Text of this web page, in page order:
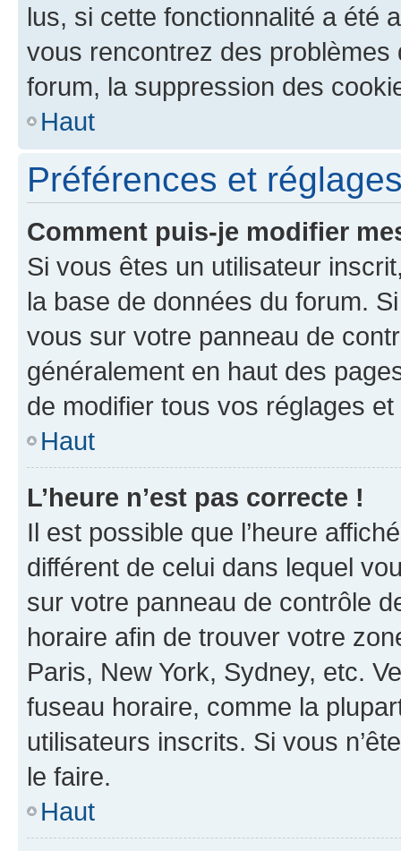
lus, si cette fonctionnalité a été
vous rencontrez des
forum, la suppression des
Haut
Préférences et
Comment puis-je modifier
Si vous êtes un utilisateur
la base de données du forum.
vous sur votre panneau de
généralement en haut des
de modifier tous vos réglages
Haut
L’heure n’est pas correcte !
Il est possible que l’heure
différent de celui dans lequel
sur votre panneau de contrôle
horaire afin de trouver votre
Paris, New York, Sydney, etc.
fuseau horaire, comme la
utilisateurs inscrits. Si vous
le faire.
Haut